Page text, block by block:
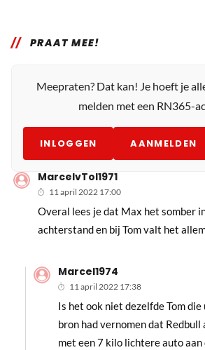
PRAAT MEE!
Meepraten? Dat kan! Je hoeft je
melden met een RN365-
INLOGGEN AANMELDEN
MarcelvTol1971
11 april 2022 17:00
Overal lees je dat Max het somber
achterstand en bij Tom valt het
Marcel1974
11 april 2022 17:38
Is het ook niet dezelfde Tom
bron had vernomen dat Redbull
met een 7 kilo lichtere auto